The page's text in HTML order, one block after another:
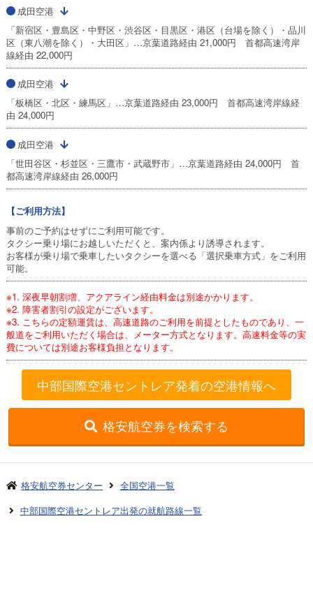
成田空港
「新宿区・豊島区・中野区・渋谷区・目黒区・港区（台場を除く）・品川
区（東八潮を除く）・大田区」…京葉道路経由 21,000円 首都高速湾岸
線経由 22,000円
成田空港
「板橋区・北区・練馬区」…京葉道路経由 23,000円 首都高速湾岸線経
由 24,000円
成田空港
「世田谷区・杉並区・三鷹市・武蔵野市」…京葉道路経由 24,000円 首
都高速湾岸線経由 26,000円
【ご利用方法】
事前のご予約はせずにご利用可能です。
タクシー乗り場にお越しいただくと、案内係より誘導されます。
お客様が乗り場で乗車したいタクシーを選べる「選択乗車方式」をご利用
可能。
※1. 深夜早朝割増、アクアライン経由料金は別途かかります。
※2. 障害者割引の設定がございます。
※3. こちらの定額運賃は、高速道路のご利用を前提としたものであり、一
般道をご利用いただく場合は、メーター方式となります。高速料金等の実
費については別途お客様負担となります。
中部国際空港セントレア発着の空港情報へ
格安航空券を検索する
格安航空券センター
全国空港一覧
中部国際空港セントレア出発の就航路線一覧